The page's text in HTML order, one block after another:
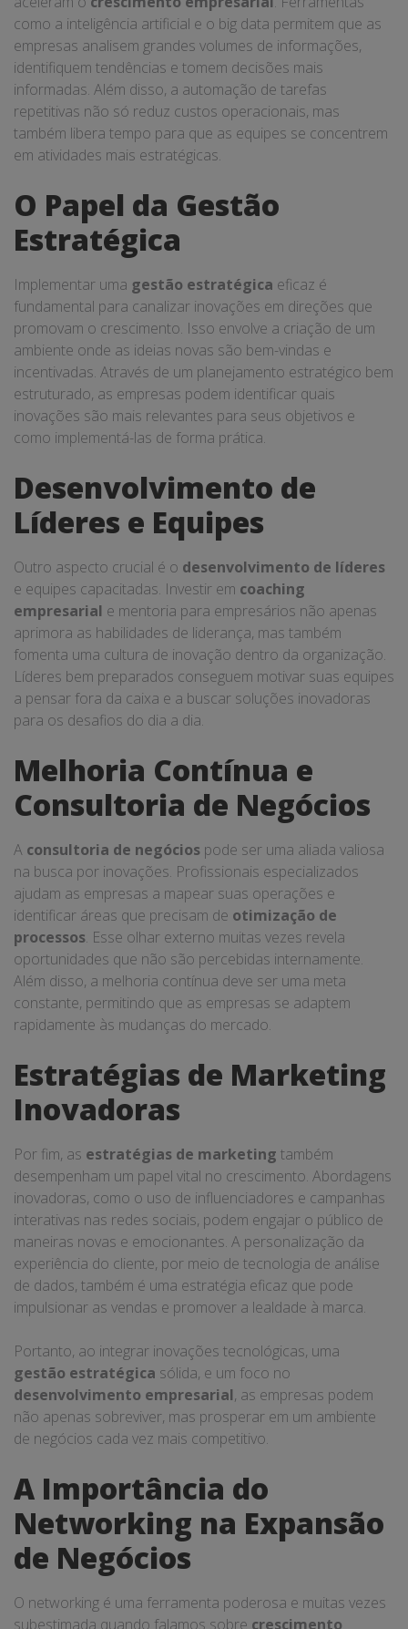
como a inteligência artificial e o big data permitem que as
empresas analisem grandes volumes de informações,
identifiquem tendências e tomem decisões mais
informadas. Além disso, a automação de tarefas
repetitivas não só reduz custos operacionais, mas
também libera tempo para que as equipes se concentrem
em atividades mais estratégicas.
O Papel da Gestão
Estratégica
Implementar uma gestão estratégica eficaz é
fundamental para canalizar inovações em direções que
promovam o crescimento. Isso envolve a criação de um
ambiente onde as ideias novas são bem-vindas e
incentivadas. Através de um planejamento estratégico bem
estruturado, as empresas podem identificar quais
inovações são mais relevantes para seus objetivos e
como implementá-las de forma prática.
Desenvolvimento de
Líderes e Equipes
Outro aspecto crucial é o desenvolvimento de líderes
e equipes capacitadas. Investir em coaching
empresarial e mentoria para empresários não apenas
aprimora as habilidades de liderança, mas também
fomenta uma cultura de inovação dentro da organização.
Líderes bem preparados conseguem motivar suas equipes
a pensar fora da caixa e a buscar soluções inovadoras
para os desafios do dia a dia.
Melhoria Contínua e
Consultoria de Negócios
A consultoria de negócios pode ser uma aliada valiosa
na busca por inovações. Profissionais especializados
ajudam as empresas a mapear suas operações e
identificar áreas que precisam de otimização de
processos. Esse olhar externo muitas vezes revela
oportunidades que não são percebidas internamente.
Além disso, a melhoria contínua deve ser uma meta
constante, permitindo que as empresas se adaptem
rapidamente às mudanças do mercado.
Estratégias de Marketing
Inovadoras
Por fim, as estratégias de marketing também
desempenham um papel vital no crescimento. Abordagens
inovadoras, como o uso de influenciadores e campanhas
interativas nas redes sociais, podem engajar o público de
maneiras novas e emocionantes. A personalização da
experiência do cliente, por meio de tecnologia de análise
de dados, também é uma estratégia eficaz que pode
impulsionar as vendas e promover a lealdade à marca.
Portanto, ao integrar inovações tecnológicas, uma
gestão estratégica sólida, e um foco no
desenvolvimento empresarial, as empresas podem
não apenas sobreviver, mas prosperar em um ambiente
de negócios cada vez mais competitivo.
A Importância do
Networking na Expansão
de Negócios
O networking é uma ferramenta poderosa e muitas vezes
subestimada quando falamos sobre crescimento